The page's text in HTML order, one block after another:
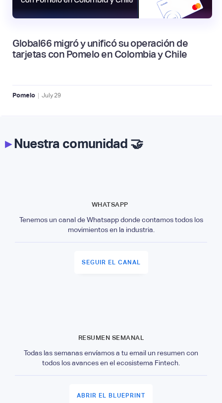
Global66 migró y unificó su operación de
tarjetas con Pomelo en Colombia y Chile
Pomelo | July 29
▸Nuestra comunidad 🤝
WHATSAPP
Tenemos un canal de Whatsapp donde contamos todos los
movimientos en la industria.
SEGUIR EL CANAL
RESUMEN SEMANAL
Todas las semanas envíamos a tu email un resumen con
todos los avances en el ecosistema Fintech.
ABRIR EL BLUEPRINT